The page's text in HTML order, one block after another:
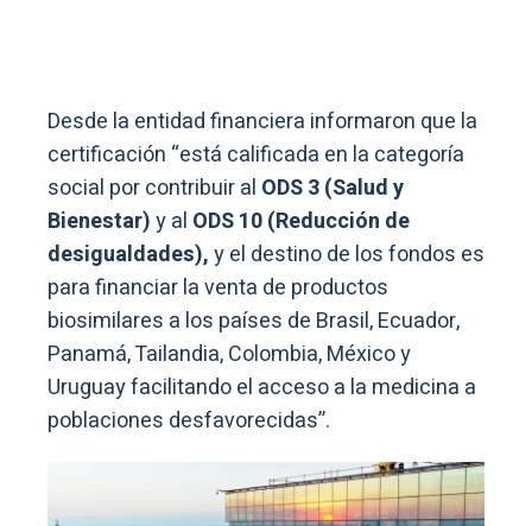
Desde la entidad financiera informaron que la
certificación “está calificada en la categoría
social por contribuir al ODS 3 (Salud y
Bienestar)y al ODS 10 (Reducción de
desigualdades),y el destino de los fondos es
para financiar la venta de productos
biosimilares a los países de Brasil, Ecuador,
Panamá, Tailandia, Colombia, México y
Uruguay facilitando el acceso a la medicina a
poblaciones desfavorecidas”.